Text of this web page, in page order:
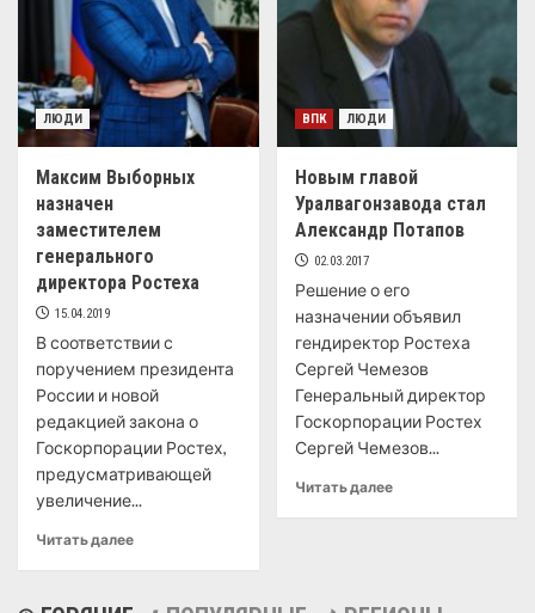
ЛЮДИ
Максим Выборных
назначен
заместителем
генерального
директора Ростеха
15.04.2019
В соответствии с
поручением президента
России и новой
редакцией закона о
Госкорпорации Ростех,
предусматривающей
увеличение...
Читать далее
ВПК ЛЮДИ
Новым главой
Уралвагонзавода стал
Александр Потапов
02.03.2017
Решение о его
назначении объявил
гендиректор Ростеха
Сергей Чемезов
Генеральный директор
Госкорпорации Ростех
Сергей Чемезов...
Читать далее